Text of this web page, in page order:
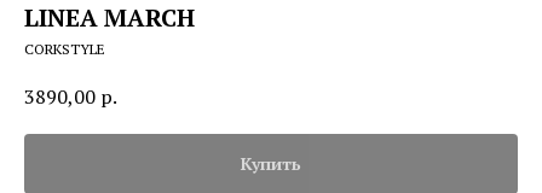
LINEA MARCH
CORKSTYLE
3890,00 р.
Купить